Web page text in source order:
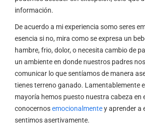
información.
De acuerdo a mi experiencia somo seres
esencia si no, mira como se expresa un
hambre, frio, dolor, o necesita cambio de
un ambiente en donde nuestros padres
comunicar lo que sentíamos de manera
tienes terreno ganado. Lamentablemente
mayoría hemos puesto nuestra cabeza en
conocernosemocionalmentey aprender a
sentimos asertivamente.